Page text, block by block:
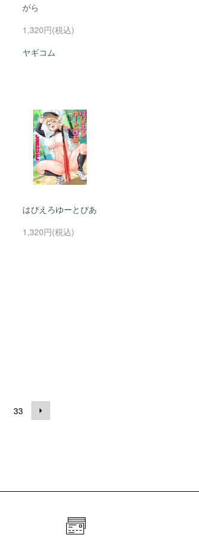
がら
1,320円(税込)
ヤギコム
はぴえろゆーとぴあ
1,320円(税込)
33